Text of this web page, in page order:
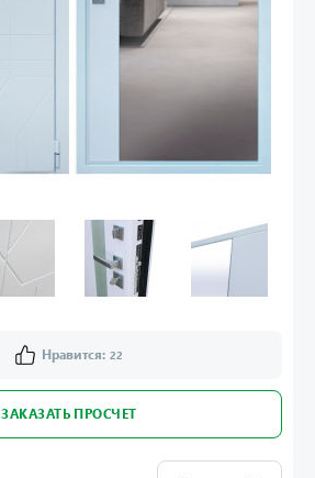
Нравится: 22
ЗАКАЗАТЬ ПРОСЧЕТ